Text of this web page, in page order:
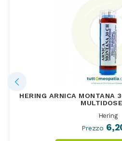
HERING ARNICA MONTANA
Hering
Prezzo